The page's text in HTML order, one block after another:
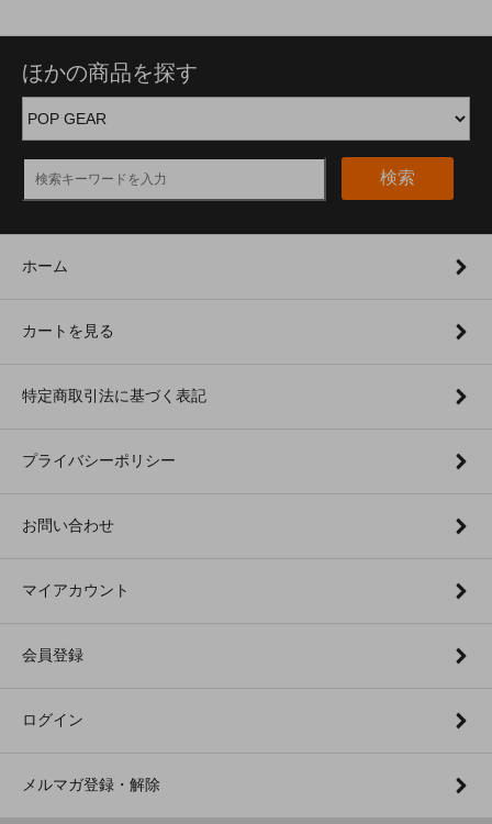
ほかの商品を探す
検索
ホーム
カートを見る
特定商取引法に基づく表記
プライバシーポリシー
お問い合わせ
マイアカウント
会員登録
ログイン
メルマガ登録・解除